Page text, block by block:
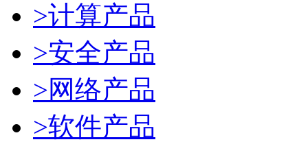
>计算产品
>安全产品
>网络产品
>软件产品